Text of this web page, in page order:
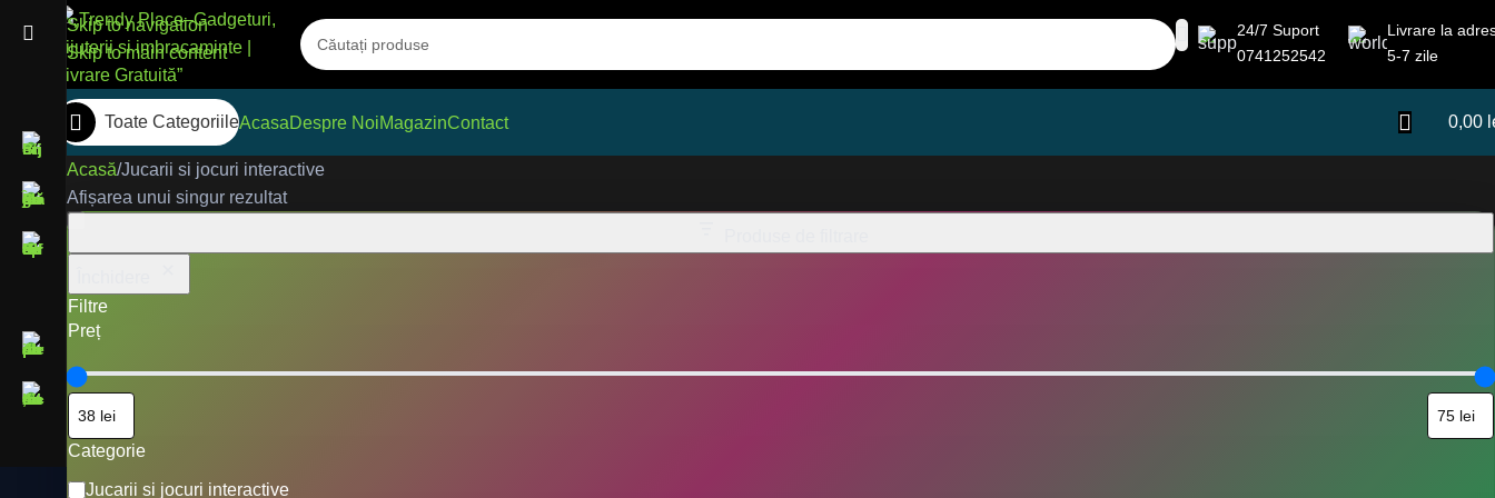
Skip to navigation
Skip to main content
24/7 Suport
0741252542
Livrare la
5-7 zile
Toate CategoriileAcasaDespre NoiMagazinContact 0,00
Acasă Jucarii si jocuri interactive
Afișarea unui singur rezultat
Filtre
Preț
Categorie
Jucarii si jocuri interactive